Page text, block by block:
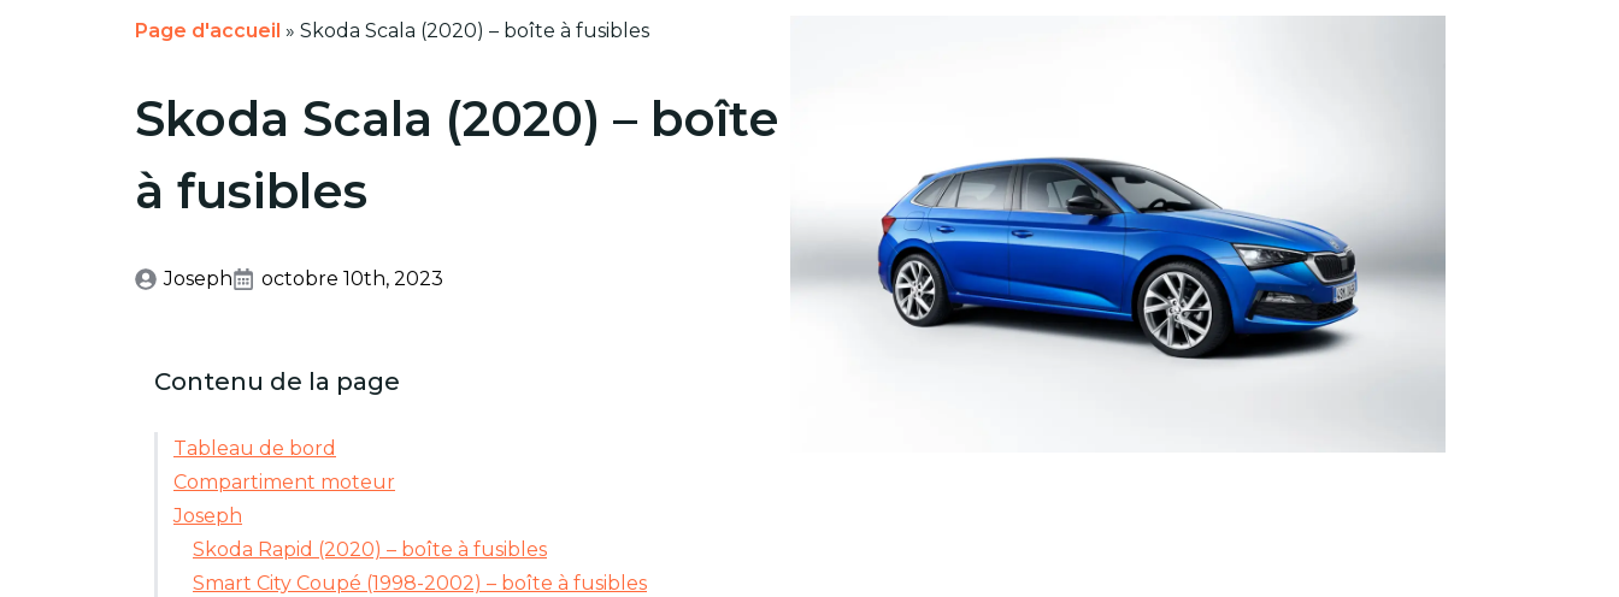
Page d'accueil » Skoda Scala (2020) – boîte à fusibles
Skoda Scala (2020) – boîte
à fusibles
Joseph octobre 10th, 2023
Contenu de la page
Tableau de bord
Compartiment moteur
Joseph
Skoda Rapid (2020) – boîte à fusibles
Smart City Coupé (1998-2002) – boîte à fusibles